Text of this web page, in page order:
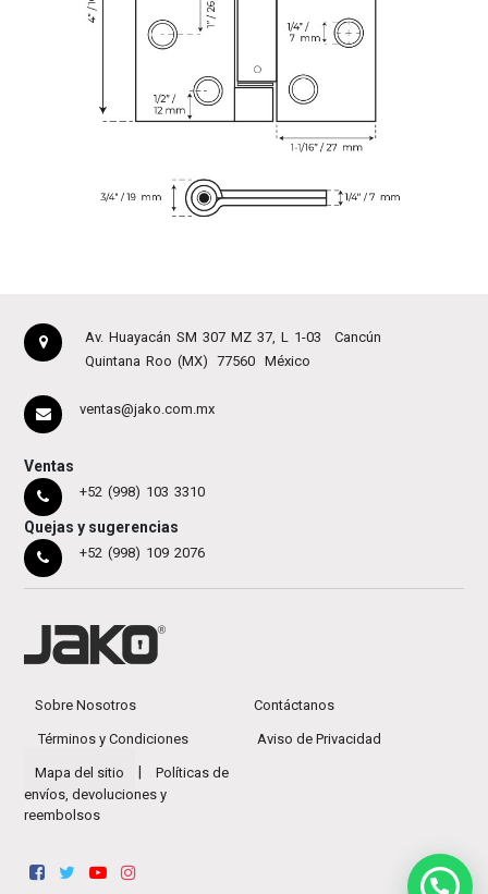
Av. Huayacán SM 307 MZ 37, L 1-03
Cancún
Quintana Roo (MX)
77560 México
ventas@jako.com.mx
Ventas
+52 (998) 103 3310
Quejas y sugerencias
+52 (998) 109 2076
Sobre Nosotros Contáctanos
Términos y Condiciones Aviso de Privacidad
Mapa del sitio |
Políticas de
envíos, devoluciones y
reembolsos